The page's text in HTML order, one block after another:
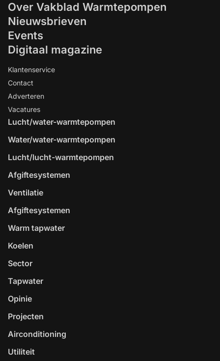
Over Vakblad Warmtepompen
Nieuwsbrieven
Events
Digitaal magazine
Klantenservice
Contact
Adverteren
Vacatures
Lucht/water-warmtepompen
Water/water-warmtepompen
Lucht/lucht-warmtepompen
Afgiftesystemen
Ventilatie
Afgiftesystemen
Warm tapwater
Koelen
Sector
Tapwater
Opinie
Projecten
Airconditioning
Utiliteit